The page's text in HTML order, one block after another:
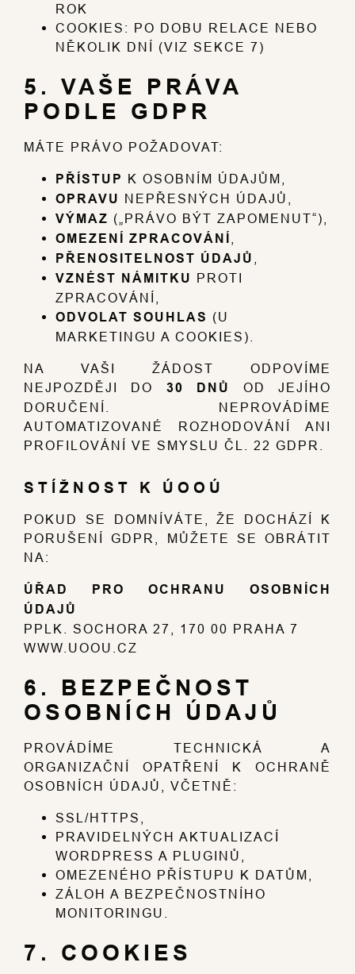
ROK
COOKIES: PO DOBU RELACE NEBO
NĚKOLIK DNÍ (VIZ SEKCE 7)
5. VAŠE PRÁVA
PODLE GDPR
MÁTE PRÁVO POŽADOVAT:
PŘÍSTUP K OSOBNÍM ÚDAJŮM,
OPRAVU NEPŘESNÝCH ÚDAJŮ,
VÝMAZ („PRÁVO BÝT ZAPOMENUT“),
OMEZENÍ ZPRACOVÁNÍ
PŘENOSITELNOST ÚDAJŮ
VZNÉST NÁMITKU PROTI
ZPRACOVÁNÍ,
ODVOLAT SOUHLAS (U
MARKETINGU A COOKIES).
NA VAŠI ŽÁDOST ODPOVÍME
NEJPOZDĚJI DO 30 DNŮ
OD JEJÍHO
DORUČENÍ. NEPROVÁDÍME
AUTOMATIZOVANÉ ROZHODOVÁNÍ ANI
PROFILOVÁNÍ VE SMYSLU ČL. 22 GDPR.
STÍŽNOST K ÚOOÚ
POKUD SE DOMNÍVÁTE, ŽE DOCHÁZÍ K
PORUŠENÍ GDPR, MŮŽETE SE OBRÁTIT
NA:
ÚŘAD PRO OCHRANU OSOBNÍCH
ÚDAJŮ
PPLK. SOCHORA 27, 170 00 PRAHA 7
WWW.UOOU.CZ
6. BEZPEČNOST
OSOBNÍCH ÚDAJŮ
PROVÁDÍME TECHNICKÁ A
ORGANIZAČNÍ OPATŘENÍ K OCHRANĚ
OSOBNÍCH ÚDAJŮ, VČETNĚ:
SSL/HTTPS,
PRAVIDELNÝCH AKTUALIZACÍ
WORDPRESS A PLUGINŮ,
OMEZENÉHO PŘÍSTUPU K DATŮM,
ZÁLOH A BEZPEČNOSTNÍHO
MONITORINGU.
7. COOKIES